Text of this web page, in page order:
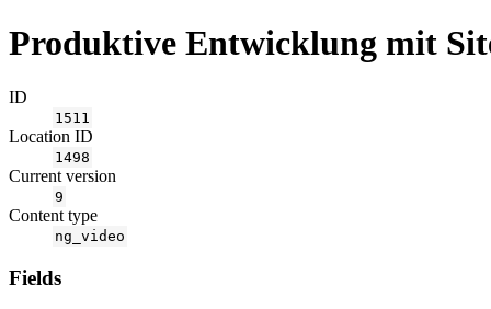
Produktive Entwicklung mit
ID
1511
Location ID
1498
Current version
9
Content type
ng_video
Fields